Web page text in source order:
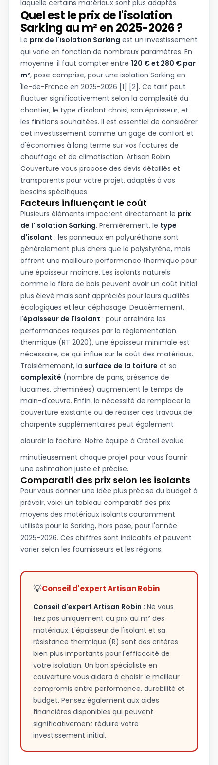
laquelle certains matériaux sont plus adaptés.
Quel est le prix de l'isolation
Sarking au m² en 2025-2026 ?
Le prix de l'isolation Sarking est un investissement
qui varie en fonction de nombreux paramètres. En
moyenne, il faut compter entre 120 € et 280 € par
m², pose comprise, pour une isolation Sarking en
Île-de-France en 2025-2026 [1] [2]. Ce tarif peut
fluctuer significativement selon la complexité du
chantier, le type d'isolant choisi, son épaisseur, et
les finitions souhaitées. Il est essentiel de considérer
cet investissement comme un gage de confort et
d'économies à long terme sur vos factures de
chauffage et de climatisation. Artisan Robin
Couverture vous propose des devis détaillés et
transparents pour votre projet, adaptés à vos
besoins spécifiques.
Facteurs influençant le coût
Plusieurs éléments impactent directement le prix
de l'isolation Sarking. Premièrement, le type
d'isolant : les panneaux en polyuréthane sont
généralement plus chers que le polystyrène, mais
offrent une meilleure performance thermique pour
une épaisseur moindre. Les isolants naturels
comme la fibre de bois peuvent avoir un coût initial
plus élevé mais sont appréciés pour leurs qualités
écologiques et leur déphasage. Deuxièmement,
l'épaisseur de l'isolant : pour atteindre les
performances requises par la réglementation
thermique (RT 2020), une épaisseur minimale est
nécessaire, ce qui influe sur le coût des matériaux.
Troisièmement, la surface de la toiture et sa
complexité (nombre de pans, présence de
lucarnes, cheminées) augmentent le temps de
main-d'œuvre. Enfin, la nécessité de remplacer la
couverture existante ou de réaliser des travaux de
charpente supplémentaires peut également
alourdir la facture. Notre équipe à Créteil évalue
minutieusement chaque projet pour vous fournir
une estimation juste et précise.
Comparatif des prix selon les isolants
Pour vous donner une idée plus précise du budget à
prévoir, voici un tableau comparatif des prix
moyens des matériaux isolants couramment
utilisés pour le Sarking, hors pose, pour l'année
2025-2026. Ces chiffres sont indicatifs et peuvent
varier selon les fournisseurs et les régions.
💡Conseil d'expert Artisan Robin
Conseil d'expert Artisan Robin : Ne vous
fiez pas uniquement au prix au m² des
matériaux. L'épaisseur de l'isolant et sa
résistance thermique (R) sont des critères
bien plus importants pour l'efficacité de
votre isolation. Un bon spécialiste en
couverture vous aidera à choisir le meilleur
compromis entre performance, durabilité et
budget. Pensez également aux aides
financières disponibles qui peuvent
significativement réduire votre
investissement initial.